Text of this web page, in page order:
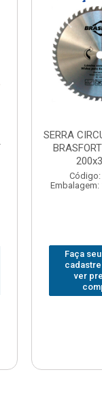
MARTELO
Código:
Embalagem:
Faça
ver